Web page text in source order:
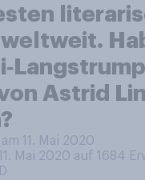
weltweit.
Astrid
11. Mai 2020
Mai 2020 auf 1684